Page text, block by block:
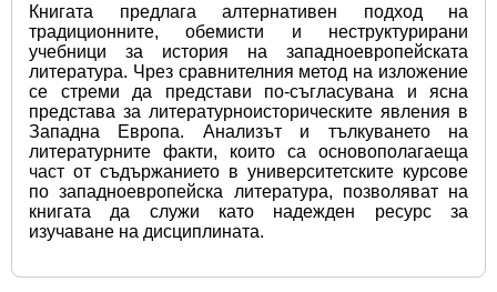
Книгата предлага алтернативен подход на
традиционните, обемисти и неструктурирани
учебници за история на западноевропейската
литература. Чрез сравнителния метод на изложение
се стреми да представи по-съгласувана и ясна
представа за литературноисторическите явления в
Западна Европа. Анализът и тълкуването на
литературните факти, които са основополагаеща
част от съдържанието в университетските курсове
по западноевропейска литература, позволяват на
книгата да служи като надежден ресурс за
изучаване на дисциплината.